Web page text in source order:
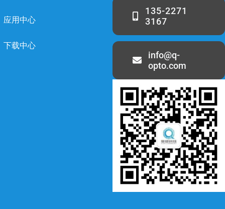
应用中心
下载中心
135-2271
3167
info@q-
opto.com